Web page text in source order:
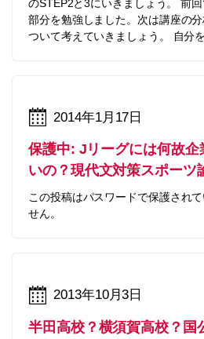
のSTEP2と3にいきましょう。 前
部分を勉強しました。次は講座の
ついて考えていきましょう。 自分
2014年1月17日
保護中: Jリーグには何故企
いの？現代文対策スポーツ
この投稿はパスワードで保護され
せん。
2013年10月3日
半田高校？横須賀高校？国